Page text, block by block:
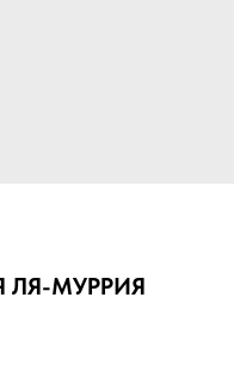
ЛЯ-МУРРИЯ